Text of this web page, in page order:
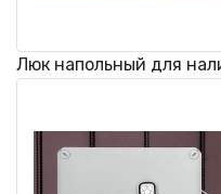
Люк напольный для